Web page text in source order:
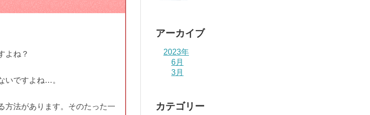
よね？
いですよね…。
方法があります。そのたった一
アーカイブ
2023年
6月
3月
カテゴリー